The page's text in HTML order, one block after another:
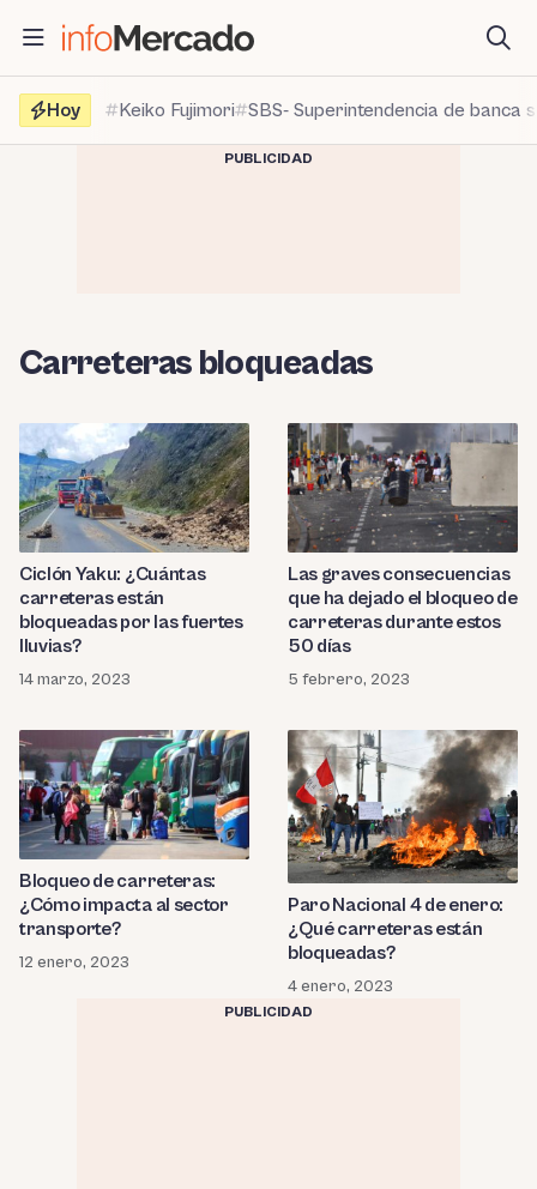
contenido
Hoy
Keiko Fujimori SBS- Superintendencia de banca
PUBLICIDAD
Carreteras bloqueadas
Ciclón Yaku: ¿Cuántas
carreteras están
bloqueadas por las fuertes
lluvias?
14 marzo, 2023
Las graves consecuencias
que ha dejado el bloqueo de
carreteras durante estos
50 días
5 febrero, 2023
Bloqueo de carreteras:
¿Cómo impacta al sector
transporte?
12 enero, 2023
Paro Nacional 4 de enero:
¿Qué carreteras están
bloqueadas?
4 enero, 2023
PUBLICIDAD